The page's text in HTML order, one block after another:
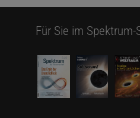
Für Sie im